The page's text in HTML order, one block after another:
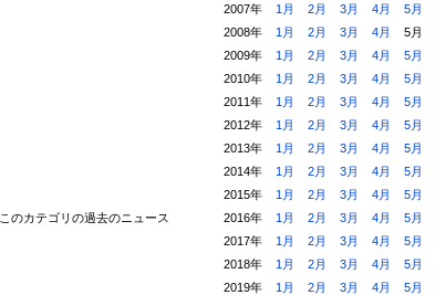
このカテゴリの過去のニュース
2007年
1月 2月 3月 4月 5月
2008年
1月 2月 3月 4月 5月
2009年
1月 2月 3月 4月 5月
2010年
1月 2月 3月 4月 5月
2011年
1月 2月 3月 4月 5月
2012年
1月 2月 3月 4月 5月
2013年
1月 2月 3月 4月 5月
2014年
1月 2月 3月 4月 5月
2015年
1月 2月 3月 4月 5月
2016年
1月 2月 3月 4月 5月
2017年
1月 2月 3月 4月 5月
2018年
1月 2月 3月 4月 5月
2019年
1月 2月 3月 4月 5月